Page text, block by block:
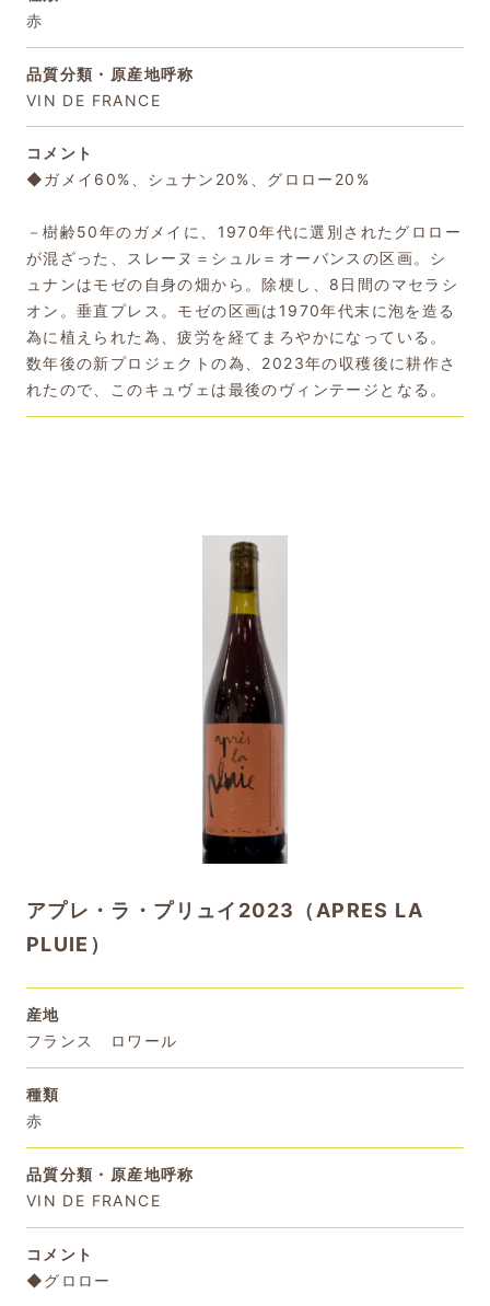
赤
品質分類・原産地呼称
VIN DE FRANCE
コメント
◆ガメイ60%、シュナン20%、グロロー20%
－樹齢50年のガメイに、1970年代に選別されたグロロー
が混ざった、スレーヌ＝シュル＝オーバンスの区画。シ
ュナンはモゼの自身の畑から。除梗し、8日間のマセラシ
オン。垂直プレス。モゼの区画は1970年代末に泡を造る
為に植えられた為、疲労を経てまろやかになっている。
数年後の新プロジェクトの為、2023年の収穫後に耕作さ
れたので、このキュヴェは最後のヴィンテージとなる。
アプレ・ラ・プリュイ2023（APRES LA
PLUIE）
産地
フランス ロワール
種類
赤
品質分類・原産地呼称
VIN DE FRANCE
コメント
◆グロロー